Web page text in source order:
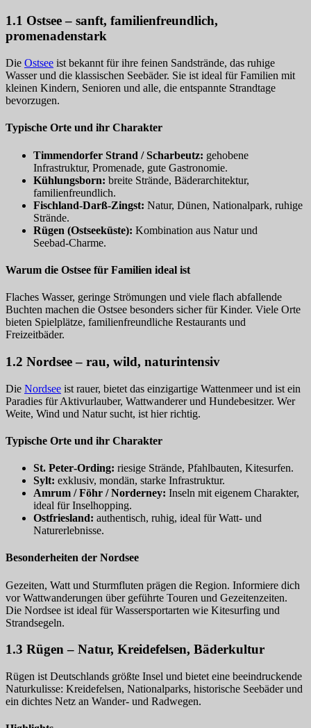
1.1 Ostsee – sanft, familienfreundlich,
promenadenstark
Die Ostsee ist bekannt für ihre feinen Sandstrände, das ruhige
Wasser und die klassischen Seebäder. Sie ist ideal für Familien mit
kleinen Kindern, Senioren und alle, die entspannte Strandtage
bevorzugen.
Typische Orte und ihr Charakter
Timmendorfer Strand / Scharbeutz: gehobene
Infrastruktur, Promenade, gute Gastronomie.
Kühlungsborn: breite Strände, Bäderarchitektur,
familienfreundlich.
Fischland‑Darß‑Zingst: Natur, Dünen, Nationalpark, ruhige
Strände.
Rügen (Ostseeküste): Kombination aus Natur und
Seebad‑Charme.
Warum die Ostsee für Familien ideal ist
Flaches Wasser, geringe Strömungen und viele flach abfallende
Buchten machen die Ostsee besonders sicher für Kinder. Viele Orte
bieten Spielplätze, familienfreundliche Restaurants und
Freizeitbäder.
1.2 Nordsee – rau, wild, naturintensiv
Die Nordsee ist rauer, bietet das einzigartige Wattenmeer und ist ein
Paradies für Aktivurlauber, Wattwanderer und Hundebesitzer. Wer
Weite, Wind und Natur sucht, ist hier richtig.
Typische Orte und ihr Charakter
St. Peter‑Ording: riesige Strände, Pfahlbauten, Kitesurfen.
Sylt: exklusiv, mondän, starke Infrastruktur.
Amrum / Föhr / Norderney: Inseln mit eigenem Charakter,
ideal für Inselhopping.
Ostfriesland: authentisch, ruhig, ideal für Watt‑ und
Naturerlebnisse.
Besonderheiten der Nordsee
Gezeiten, Watt und Sturmfluten prägen die Region. Informiere dich
vor Wattwanderungen über geführte Touren und Gezeitenzeiten.
Die Nordsee ist ideal für Wassersportarten wie Kitesurfing und
Strandsegeln.
1.3 Rügen – Natur, Kreidefelsen, Bäderkultur
Rügen ist Deutschlands größte Insel und bietet eine beeindruckende
Naturkulisse: Kreidefelsen, Nationalparks, historische Seebäder und
ein dichtes Netz an Wander‑ und Radwegen.